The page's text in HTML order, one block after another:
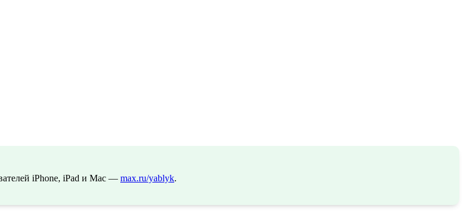
iPhone, iPad и Mac — max.ru/yablyk.